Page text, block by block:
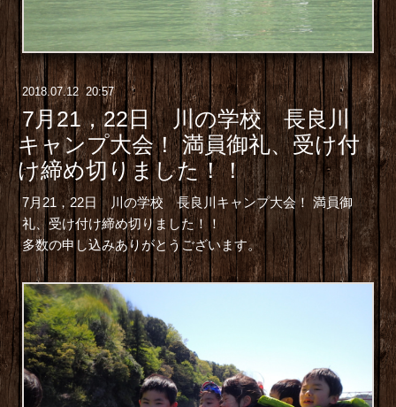
2018.07.12 20:57
7月21，22日 川の学校 長良川
キャンプ大会！ 満員御礼、受け付
け締め切りました！！
7月21，22日 川の学校 長良川キャンプ大会！ 満員御
礼、受け付け締め切りました！！
多数の申し込みありがとうございます。